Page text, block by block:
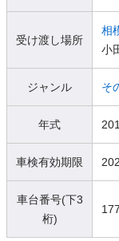
受け渡し場所
相
小
ジャンル そ
年式
車検有効期限
車台番号(下3
桁)
177